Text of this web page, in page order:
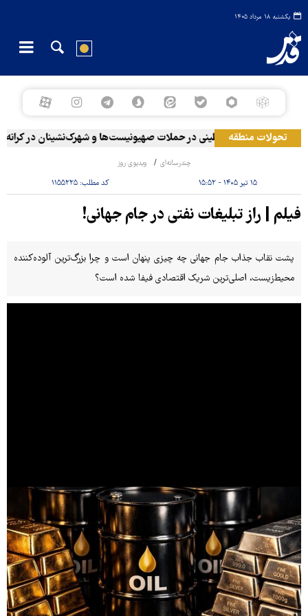
یکشنبه ۱۸ مرداد ۱۴۰۵
تحولات منطقه
۲۰ فلسطینی در حملات صهیونیست‌ها و شهرک‌نشینان در کرانه باختری زخمی شدند
چندرسانه‌ای ویدیوی روز
۱۵ تیر ۱۴۰۵ - ۱۵:۵۲ کد مطلب: ۱۱۵۵۲۲۵
فیلم | راز تبلیغات نفتی در جام جهانی!
پشت نقاب جذاب جام جهانی چه چیزی پنهان است و چرا بزرگ‌ترین آلوده‌کننده
محیط‌زیست، اصلی‌ترین شریک اقتصادی فیفا شده است؟